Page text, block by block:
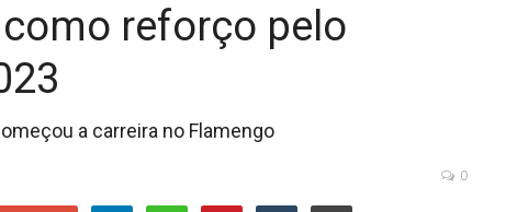
reforço pelo
a carreira no Flamengo
0